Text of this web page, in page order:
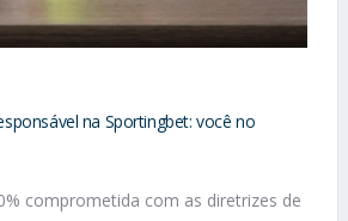
na Sportingbet: você no
comprometida com as diretrizes de